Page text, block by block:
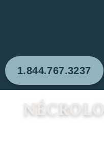
1.844.767.3237